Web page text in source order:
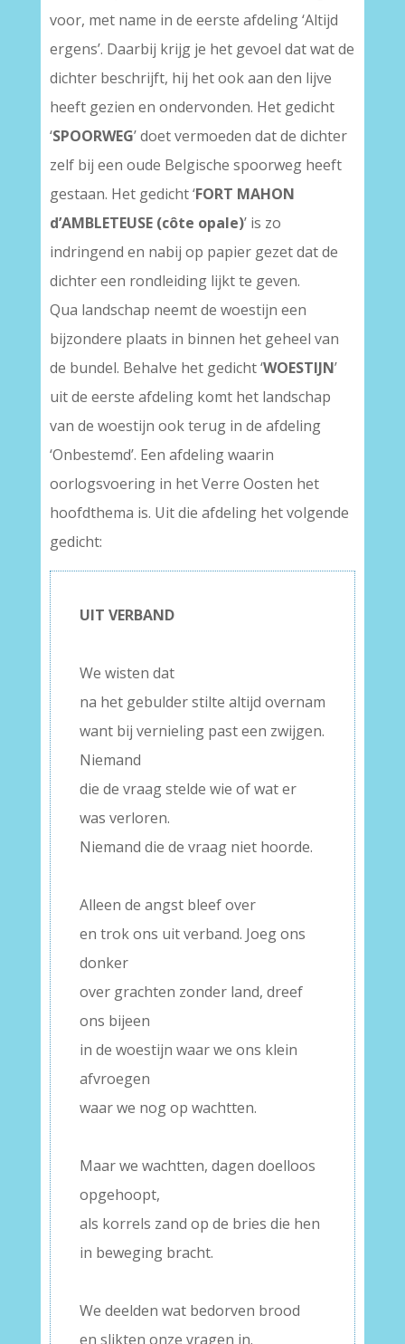
voor, met name in de eerste afdeling ‘Altijd
ergens’. Daarbij krijg je het gevoel dat wat de
dichter beschrijft, hij het ook aan den lijve
heeft gezien en ondervonden. Het gedicht
‘SPOORWEG’ doet vermoeden dat de dichter
zelf bij een oude Belgische spoorweg heeft
gestaan. Het gedicht ‘FORT MAHON
d’AMBLETEUSE (côte opale)’ is zo
indringend en nabij op papier gezet dat de
dichter een rondleiding lijkt te geven.
Qua landschap neemt de woestijn een
bijzondere plaats in binnen het geheel van
de bundel. Behalve het gedicht ‘WOESTIJN’
uit de eerste afdeling komt het landschap
van de woestijn ook terug in de afdeling
‘Onbestemd’. Een afdeling waarin
oorlogsvoering in het Verre Oosten het
hoofdthema is. Uit die afdeling het volgende
gedicht:
UIT VERBAND
We wisten dat
na het gebulder stilte altijd overnam
want bij vernieling past een zwijgen.
Niemand
die de vraag stelde wie of wat er
was verloren.
Niemand die de vraag niet hoorde.
Alleen de angst bleef over
en trok ons uit verband. Joeg ons
donker
over grachten zonder land, dreef
ons bijeen
in de woestijn waar we ons klein
afvroegen
waar we nog op wachtten.
Maar we wachtten, dagen doelloos
opgehoopt,
als korrels zand op de bries die hen
in beweging bracht.
We deelden wat bedorven brood
en slikten onze vragen in.